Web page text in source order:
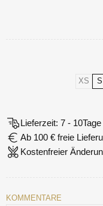
XS S
Lieferzeit: 7 - 10Tage
Ab 100 € freie
Kostenfreier
KOMMENTARE